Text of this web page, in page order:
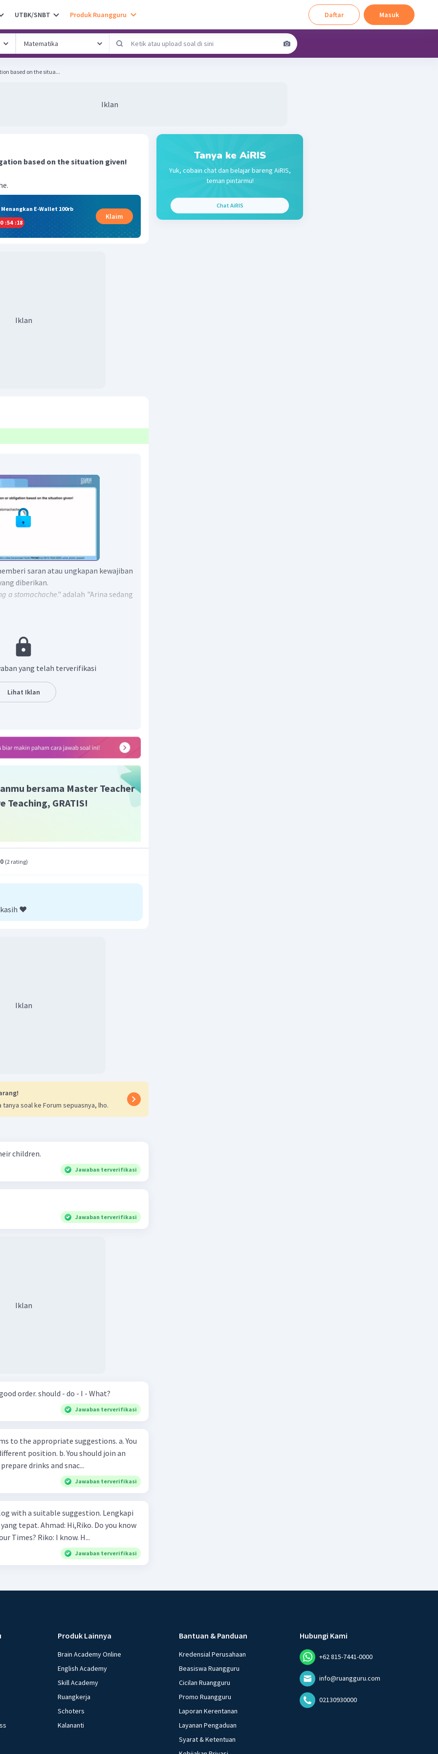
UTBK/SNBT Produk Ruangguru Daftar Masuk
based on the situa...
Iklan
based on the situation given!
E-Wallet 100rb
:54 :17
Klaim
Iklan
saran atau ungkapan kewajiban
diberikan.
a stomachache." adalah "Arina sedang
pola yang dapat digunakan dalam
berikut
yang telah terverifikasi
Lihat Iklan
bersama Master Teacher
Teaching, GRATIS!
(2 rating)
❤️
Iklan
tanya soal ke Forum sepuasnya, lho.
children.
Jawaban terverifikasi
Jawaban terverifikasi
Iklan
P ut the words below into a good order. should - do - I - What?
Jawaban terverifikasi
the appropriate suggestions. a. You
b. You should join an
should prepare drinks and snac...
Jawaban terverifikasi
a suitable suggestion. Lengkapi
Do you know
that boy is absent for BDR four Times? Riko: I know. H...
Jawaban terverifikasi
Tanya ke AiRIS
Yuk, cobain chat dan belajar bareng AiRIS,
teman pintarmu!
Chat AiRIS
Produk Lainnya
Brain Academy Online
English Academy
Skill Academy
Ruangkerja
Schoters
Kalananti
Bantuan & Panduan
Kredensial Perusahaan
Beasiswa Ruangguru
Cicilan Ruangguru
Promo Ruangguru
Laporan Kerentanan
Layanan Pengaduan
Syarat & Ketentuan
Hubungi Kami
+62 815-7441-0000
info@ruangguru.com
02130930000